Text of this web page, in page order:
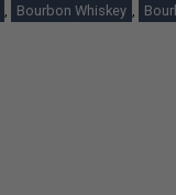
Bourbon Whiskey